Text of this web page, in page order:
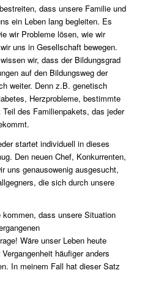
dass unsere Familie und
ein Leben lang begleiten. Es
wir Probleme lösen, wie wir
uns in Gesellschaft bewegen.
wir, dass der Bildungsgrad
auf den Bildungsweg der
weiter. Denn z.B. genetisch
Herzprobleme, bestimmte
des Familienpakets, das jeder
startet individuell in dieses
Den neuen Chef, Konkurrenten,
uns genausowenig ausgesucht,
die sich durch unsere
dass unsere Situation
Wäre unser Leben heute
häufiger anders
In meinem Fall hat dieser Satz